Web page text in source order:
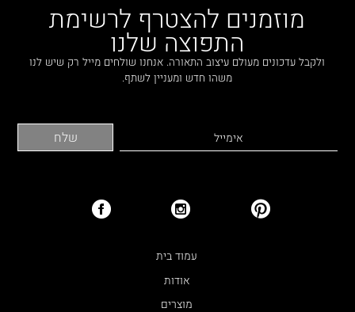
מוזמנים להצטרף לרשימת
התפוצה שלנו
ולקבל עדכונים מעולם עיצוב התאורה. אנחנו שולחים מייל רק שיש לנו
משהו חדש ומעניין לשתף.
עמוד בית
אודות
מוצרים